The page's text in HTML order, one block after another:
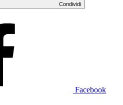
Condividi
Facebook